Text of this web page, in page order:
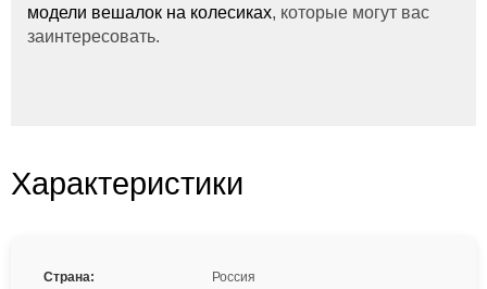
модели вешалок на колесиках, которые могут вас
заинтересовать.
Характеристики
Страна: Россия